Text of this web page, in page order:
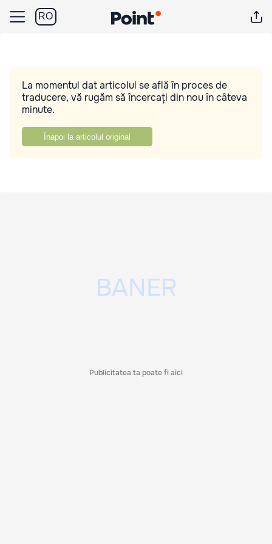
RO
La momentul dat articolul se află în proces de
traducere, vă rugăm să încercați din nou în câteva
minute.
Înapoi la articolul original
Publicitatea ta poate fi aici